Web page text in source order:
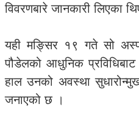
विवरणबारे जानकारी लिएका
यही मङ्सिर १९ गते सो
पौडेलको आधुनिक प्रविधिबाट
हाल उनको अवस्था
जनाएको छ ।